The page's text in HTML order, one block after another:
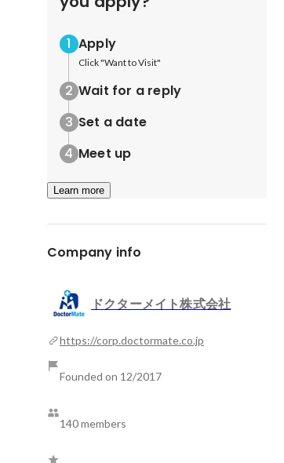
Apply
Click "Want to Visit"
Wait for a reply
Set a date
Meet up
Learn more
Company info
ドクターメイト株式会社
https://corp.doctormate.co.jp
Founded on 12/2017
140 members